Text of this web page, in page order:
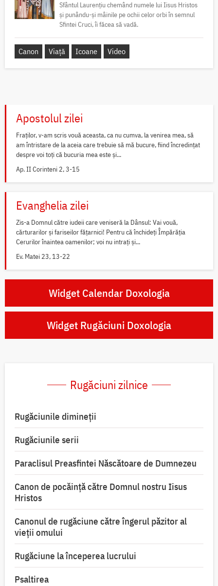
Sfântul Laurențiu chemând numele lui Iisus Hristos
și punându-și mâinile pe ochii celor orbi în semnul
Sfintei Cruci, îi făcea să vadă.
Canon Viață Icoane Video
Apostolul zilei
Fraților, v-am scris vouă aceasta, ca nu cumva, la venirea mea, să
am întristare de la aceia care trebuie să mă bucure, fiind încredințat
despre voi toți că bucuria mea este și...
Ap. II Corinteni 2, 3-15
Evanghelia zilei
Zis-a Domnul către iudeii care veniseră la Dânsul: Vai vouă,
cărturarilor și fariseilor fățarnici! Pentru că închideți Împărăția
Cerurilor înaintea oamenilor; voi nu intrați și...
Ev. Matei 23, 13-22
Widget Calendar Doxologia
Widget Rugăciuni Doxologia
Rugăciuni zilnice
Rugăciunile dimineții
Rugăciunile serii
Paraclisul Preasfintei Născătoare de Dumnezeu
Canon de pocăință către Domnul nostru Iisus
Hristos
Canonul de rugăciune către îngerul păzitor al
vieții omului
Rugăciune la începerea lucrului
Psaltirea